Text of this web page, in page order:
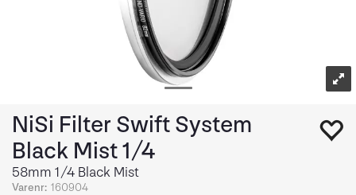
NiSi Filter Swift System
Black Mist 1/4
58mm 1/4 Black Mist
Varenr: 160904